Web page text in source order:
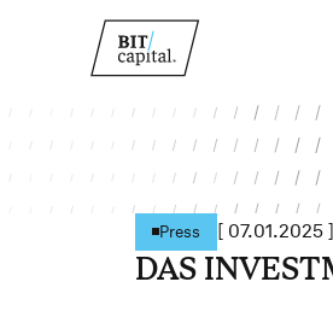
Press [ 07.01.2025 ]
DAS